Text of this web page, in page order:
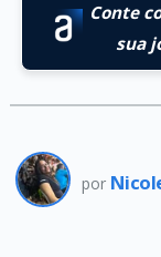
Conte
sua
por